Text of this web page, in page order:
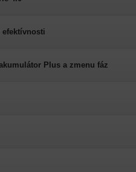
efektívnosti
Plus a zmenu fáz